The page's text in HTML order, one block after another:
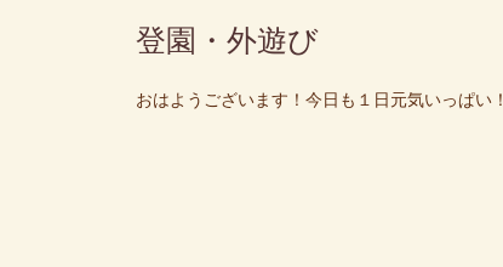
登園・外遊び
おはようございます！今日も１日元気いっぱい！